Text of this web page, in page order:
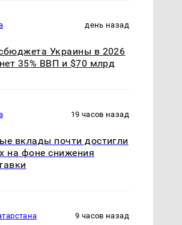
день назад
Украины в 2026
35% ВВП и $70 млрд
19 часов назад
вклады почти достигли
на фоне снижения
9 часов назад